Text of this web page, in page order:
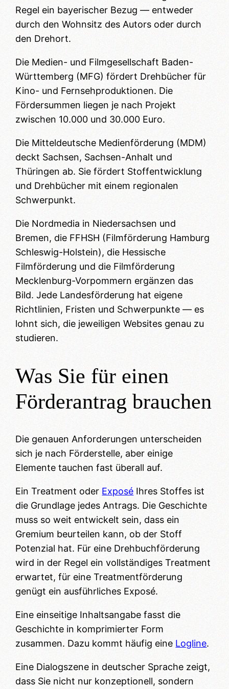
Regel ein bayerischer Bezug — entweder
durch den Wohnsitz des Autors oder durch
den Drehort.
Die Medien- und Filmgesellschaft Baden-
Württemberg (MFG) fördert Drehbücher für
Kino- und Fernsehproduktionen. Die
Fördersummen liegen je nach Projekt
zwischen 10.000 und 30.000 Euro.
Die Mitteldeutsche Medienförderung (MDM)
deckt Sachsen, Sachsen-Anhalt und
Thüringen ab. Sie fördert Stoffentwicklung
und Drehbücher mit einem regionalen
Schwerpunkt.
Die Nordmedia in Niedersachsen und
Bremen, die FFHSH (Filmförderung Hamburg
Schleswig-Holstein), die Hessische
Filmförderung und die Filmförderung
Mecklenburg-Vorpommern ergänzen das
Bild. Jede Landesförderung hat eigene
Richtlinien, Fristen und Schwerpunkte — es
lohnt sich, die jeweiligen Websites genau zu
studieren.
Was Sie für einen
Förderantrag brauchen
Die genauen Anforderungen unterscheiden
sich je nach Förderstelle, aber einige
Elemente tauchen fast überall auf.
Ein Treatment oder Exposé Ihres Stoffes ist
die Grundlage jedes Antrags. Die Geschichte
muss so weit entwickelt sein, dass ein
Gremium beurteilen kann, ob der Stoff
Potenzial hat. Für eine Drehbuchförderung
wird in der Regel ein vollständiges Treatment
erwartet, für eine Treatmentförderung
genügt ein ausführliches Exposé.
Eine einseitige Inhaltsangabe fasst die
Geschichte in komprimierter Form
zusammen. Dazu kommt häufig eine Logline.
Eine Dialogszene in deutscher Sprache zeigt,
dass Sie nicht nur konzeptionell, sondern